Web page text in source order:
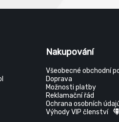
Nakupování
Všeobecné obchodní
Doprava
Možnosti platby
Reklamační řád
Ochrana osobních
Výhody VIP členství